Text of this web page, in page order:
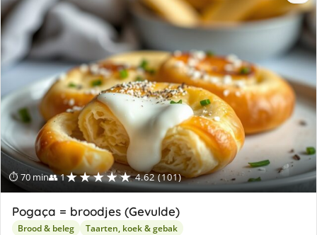
⏱ 70 min👥 1★★★★★ 4.62 (101)
Pogaça = broodjes (Gevulde)
Brood & beleg Taarten, koek & gebak